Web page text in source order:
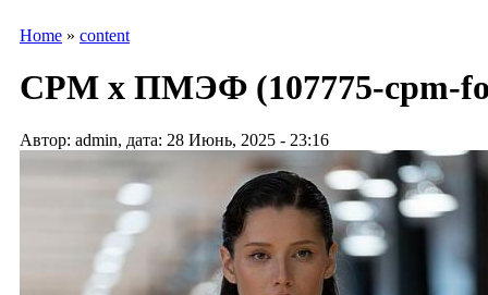
Home » content
CPM х ПМЭФ (107775-cpm-
Автор: admin, дата: 28 Июнь, 2025 - 23:16